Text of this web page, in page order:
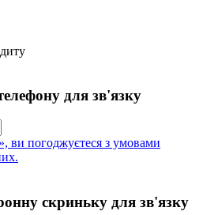
для зв'язку
ви погоджуєтеся з умовами
скриньку для зв'язку